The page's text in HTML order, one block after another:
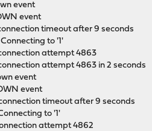
event
event
timeout after 9 seconds
to '1'
attempt 4863
attempt 4863 in 2 seconds
event
event
timeout after 9 seconds
to '1'
attempt 4862